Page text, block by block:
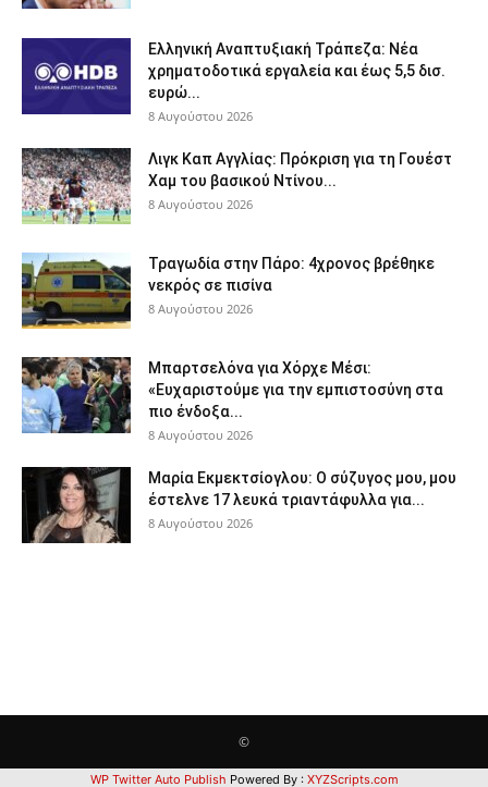
Ελληνική Αναπτυξιακή Τράπεζα: Νέα
χρηματοδοτικά εργαλεία και έως 5,5 δισ.
ευρώ...
8 Αυγούστου 2026
Λιγκ Καπ Αγγλίας: Πρόκριση για τη Γουέστ
Χαμ του βασικού Ντίνου...
8 Αυγούστου 2026
Τραγωδία στην Πάρο: 4χρονος βρέθηκε
νεκρός σε πισίνα
8 Αυγούστου 2026
Μπαρτσελόνα για Χόρχε Μέσι:
«Ευχαριστούμε για την εμπιστοσύνη στα
πιο ένδοξα...
8 Αυγούστου 2026
Μαρία Εκμεκτσίογλου: O σύζυγος μου, μου
έστελνε 17 λευκά τριαντάφυλλα για...
8 Αυγούστου 2026
©
WP Twitter Auto Publish Powered By : XYZScripts.com